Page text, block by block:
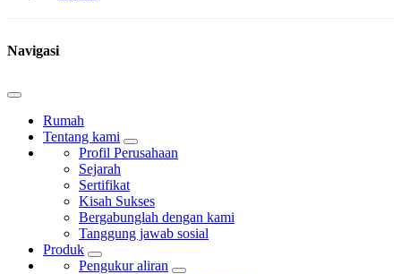
Navigasi
Rumah
Tentang kami
Profil Perusahaan
Sejarah
Sertifikat
Kisah Sukses
Bergabunglah dengan kami
Tanggung jawab sosial
Produk
Pengukur aliran